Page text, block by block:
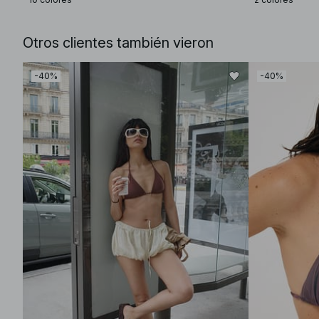
Otros clientes también vieron
-40% -40%